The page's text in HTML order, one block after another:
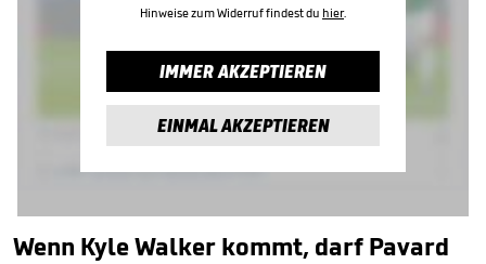
Hinweise zum Widerruf findest du hier.
IMMER AKZEPTIEREN
EINMAL AKZEPTIEREN
Wenn Kyle Walker kommt, darf Pavard